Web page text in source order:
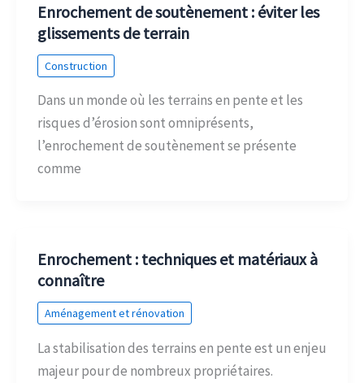
Enrochement de soutènement : éviter les
glissements de terrain
Construction
Dans un monde où les terrains en pente et les
risques d’érosion sont omniprésents,
l’enrochement de soutènement se présente
comme
Enrochement : techniques et matériaux à
connaître
Aménagement et rénovation
La stabilisation des terrains en pente est un enjeu
majeur pour de nombreux propriétaires.